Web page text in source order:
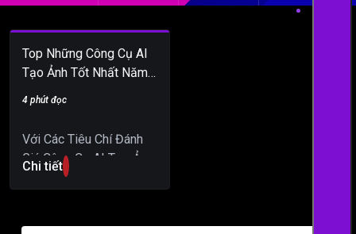
Top Những Công Cụ AI
Tạo Ảnh Tốt Nhất Năm
2024
4 phút đọc
Với Các Tiêu Chí Đánh
Giá Công Cụ AI Tạo Ảnh
Tốt Nhất Năm 2024 sau
Chi tiết